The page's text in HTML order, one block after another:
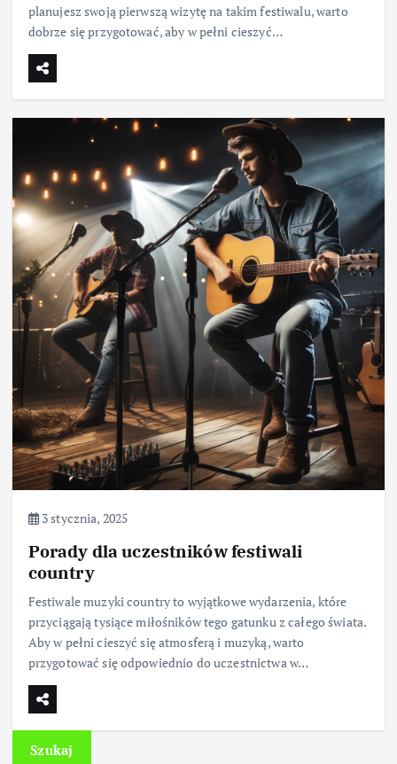
planujesz swoją pierwszą wizytę na takim festiwalu, warto
dobrze się przygotować, aby w pełni cieszyć…
3 stycznia, 2025
Porady dla uczestników festiwali
country
Festiwale muzyki country to wyjątkowe wydarzenia, które
przyciągają tysiące miłośników tego gatunku z całego świata.
Aby w pełni cieszyć się atmosferą i muzyką, warto
przygotować się odpowiednio do uczestnictwa w…
Szukaj